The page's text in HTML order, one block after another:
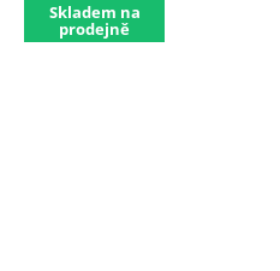
Skladem na
prodejně